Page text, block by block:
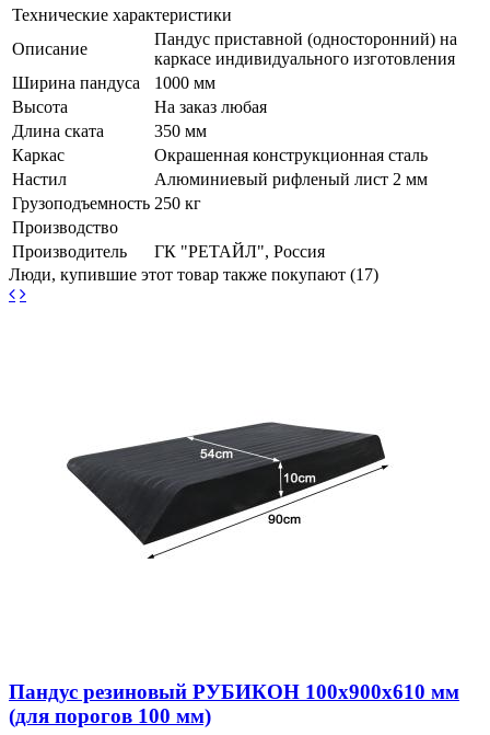
Технические характеристики
Описание
Пандус приставной (односторонний) на
каркасе индивидуального изготовления
Ширина пандуса
1000 мм
Высота
На заказ любая
Длина ската
350 мм
Каркас
Окрашенная конструкционная сталь
Настил
Алюминиевый рифленый лист 2 мм
Грузоподъемность 250 кг
Производство
Производитель
ГК "РЕТАЙЛ", Россия
Люди, купившие этот товар также покупают (17)
Пандус резиновый РУБИКОН 100х900х610 мм
(для порогов 100 мм)